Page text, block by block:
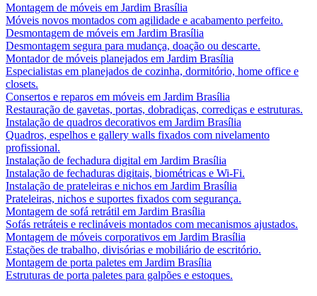
Montagem de móveis em Jardim Brasília
Móveis novos montados com agilidade e acabamento perfeito.
Desmontagem de móveis em Jardim Brasília
Desmontagem segura para mudança, doação ou descarte.
Montador de móveis planejados em Jardim Brasília
Especialistas em planejados de cozinha, dormitório, home office e
closets.
Consertos e reparos em móveis em Jardim Brasília
Restauração de gavetas, portas, dobradiças, corrediças e estruturas.
Instalação de quadros decorativos em Jardim Brasília
Quadros, espelhos e gallery walls fixados com nivelamento
profissional.
Instalação de fechadura digital em Jardim Brasília
Instalação de fechaduras digitais, biométricas e Wi-Fi.
Instalação de prateleiras e nichos em Jardim Brasília
Prateleiras, nichos e suportes fixados com segurança.
Montagem de sofá retrátil em Jardim Brasília
Sofás retráteis e reclináveis montados com mecanismos ajustados.
Montagem de móveis corporativos em Jardim Brasília
Estações de trabalho, divisórias e mobiliário de escritório.
Montagem de porta paletes em Jardim Brasília
Estruturas de porta paletes para galpões e estoques.